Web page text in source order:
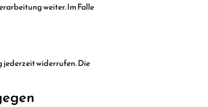
weiter. Im Falle
widerrufen. Die